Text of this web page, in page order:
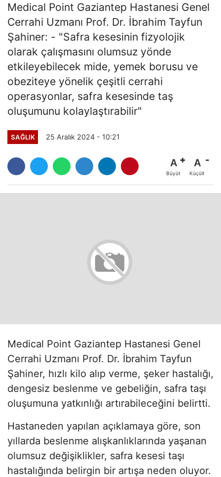
Medical Point Gaziantep Hastanesi Genel
Cerrahi Uzmanı Prof. Dr. İbrahim Tayfun
Şahiner: - "Safra kesesinin fizyolojik
olarak çalışmasını olumsuz yönde
etkileyebilecek mide, yemek borusu ve
obeziteye yönelik çeşitli cerrahi
operasyonlar, safra kesesinde taş
oluşumunu kolaylaştırabilir"
SAĞLIK 25 Aralık 2024 - 10:21
A
Büyüt
A
Küçült
Medical Point Gaziantep Hastanesi Genel
Cerrahi Uzmanı Prof. Dr. İbrahim Tayfun
Şahiner, hızlı kilo alıp verme, şeker hastalığı,
dengesiz beslenme ve gebeliğin, safra taşı
oluşumuna yatkınlığı artırabileceğini belirtti.
Hastaneden yapılan açıklamaya göre, son
yıllarda beslenme alışkanlıklarında yaşanan
olumsuz değişiklikler, safra kesesi taşı
hastalığında belirgin bir artışa neden oluyor.